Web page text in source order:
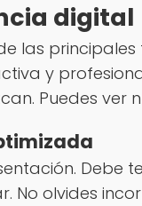
digital
las
y
Puedes ver
Debe
No olvides